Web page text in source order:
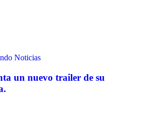
Noticias
un nuevo trailer de su